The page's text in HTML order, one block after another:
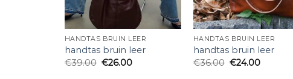
HANDTAS BRUIN LEER
handtas bruin leer
€39.00 €26.00
HANDTAS BRUIN LEER
handtas bruin leer
€36.00 €24.00